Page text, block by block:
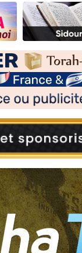
de nous rejoindre
viennent de faire un
pour étudier en
dans Torah-
de nous rejoindre
de nous rejoindre
de nous rejoindre
de faire un don
de demander
son Maasser
pour étudier en
son Maasser